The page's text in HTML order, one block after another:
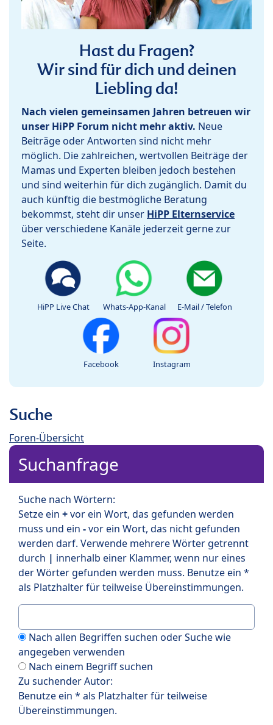
Hast du Fragen?
Wir sind für dich und deinen
Liebling da!
Nach vielen gemeinsamen Jahren betreuen wir
unser HiPP Forum nicht mehr aktiv. Neue
Beiträge oder Antworten sind nicht mehr
möglich. Die zahlreichen, wertvollen Beiträge der
Mamas und Experten bleiben jedoch bestehen
und sind weiterhin für dich zugänglich. Damit du
auch künftig die bestmögliche Beratung
bekommst, steht dir unser HiPP Elternservice
über verschiedene Kanäle jederzeit gerne zur
Seite.
HiPP Live Chat Whats-App-Kanal E-Mail / Telefon
Facebook Instagram
Suche
Foren-Übersicht
Suchanfrage
Suche nach Wörtern:
Setze ein +vor ein Wort, das gefunden werden
muss und ein -vor ein Wort, das nicht gefunden
werden darf. Verwende mehrere Wörter getrennt
durch | innerhalb einer Klammer, wenn nur eines
der Wörter gefunden werden muss. Benutze ein *
als Platzhalter für teilweise Übereinstimmungen.
Nach allen Begriffen suchen oder Suche wie
angegeben verwenden
Nach einem Begriff suchen
Zu suchender Autor:
Benutze ein * als Platzhalter für teilweise
Übereinstimmungen.